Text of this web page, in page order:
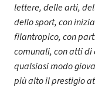
lettere, delle arti,
dello sport, con
filantropico, con
comunali, con atti
qualsiasi modo
più alto il prestigio